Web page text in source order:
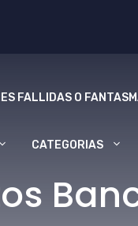
FALLIDAS O
CATEGORIAS